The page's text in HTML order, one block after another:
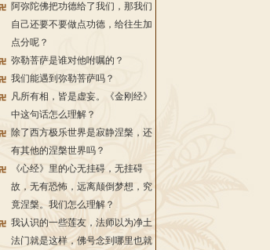
阿弥陀佛把功德给了我们，那我们
自己还要不要做点功德，给往生加
点分呢？
弥勒菩萨是谁对他咐嘱的？
我们能遇到弥勒菩萨吗？
凡所有相，皆是虚妄。《金刚经》
中这句话怎么理解？
除了西方极乐世界是寂静涅槃，还
有其他的涅槃世界吗？
《心经》里的心无挂碍，无挂碍
故，无有恐怖，远离颠倒梦想，究
竟涅槃。我们怎么理解？
我认识的一些莲友，法师以为净土
法门就是这样，佛号念到哪里也就